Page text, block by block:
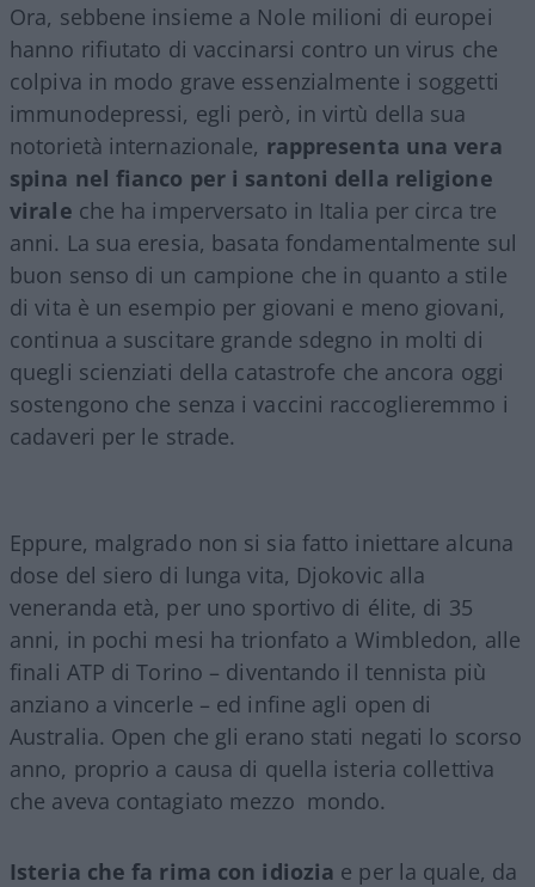
Ora, sebbene insieme a Nole milioni di europei
hanno rifiutato di vaccinarsi contro un virus che
colpiva in modo grave essenzialmente i soggetti
immunodepressi, egli però, in virtù della sua
notorietà internazionale, rappresenta una vera
spina nel fianco per i santoni della religione
virale che ha imperversato in Italia per circa tre
anni. La sua eresia, basata fondamentalmente sul
buon senso di un campione che in quanto a stile
di vita è un esempio per giovani e meno giovani,
continua a suscitare grande sdegno in molti di
quegli scienziati della catastrofe che ancora oggi
sostengono che senza i vaccini raccoglieremmo i
cadaveri per le strade.
Eppure, malgrado non si sia fatto iniettare alcuna
dose del siero di lunga vita, Djokovic alla
veneranda età, per uno sportivo di élite, di 35
anni, in pochi mesi ha trionfato a Wimbledon, alle
finali ATP di Torino – diventando il tennista più
anziano a vincerle – ed infine agli open di
Australia. Open che gli erano stati negati lo scorso
anno, proprio a causa di quella isteria collettiva
che aveva contagiato mezzo mondo.
Isteria che fa rima con idiozia e per la quale, da